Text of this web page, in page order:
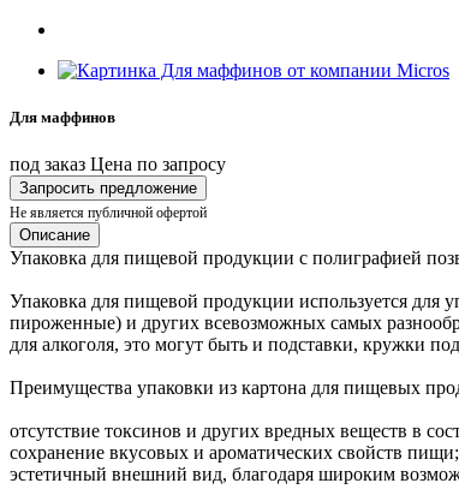
Для маффинов
под заказ Цена по запросу
Запросить предложение
Не является публичной офертой
Описание
Упаковка для пищевой продукции с полиграфией
Упаковка для пищевой продукции используется для
пироженные) и других всевозможных самых
для алкоголя, это могут быть и подставки, кружки
Преимущества упаковки из картона для пищевых
отсутствие токсинов и других вредных веществ в
сохранение вкусовых и ароматических свойств пищи;
эстетичный внешний вид, благодаря широким